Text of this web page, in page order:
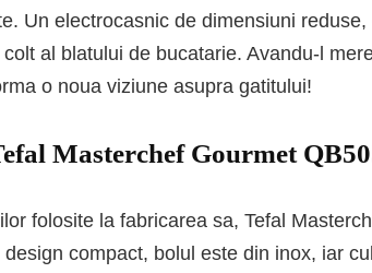
Un electrocasnic de dimensiuni
al blatului de bucatarie. Avandu-l
o noua viziune asupra gatitului!
Masterchef Gourmet
folosite la fabricarea sa, Tefal
compact, bolul este din inox, iar